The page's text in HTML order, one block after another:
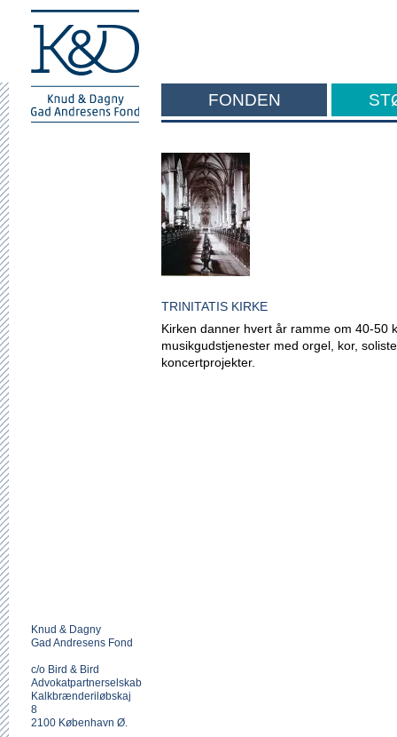
FONDEN
TRINITATIS KIRKE
Kirken danner hvert år ramme om 40-50
musikgudstjenester med orgel, kor,
koncertprojekter.
Knud & Dagny
Gad Andresens Fond
c/o Bird & Bird
Advokatpartnerselskab
Kalkbrænderiløbskaj
8
2100 København Ø.